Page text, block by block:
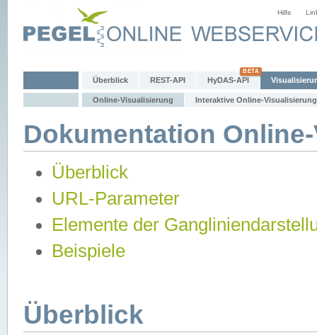
Hilfe
Überblick REST-API HyDAS-API
Online-Visualisierung Interaktive Online-Visualisierung
Dokumentation
Überblick
URL-Parameter
Elemente der
Beispiele
Überblick